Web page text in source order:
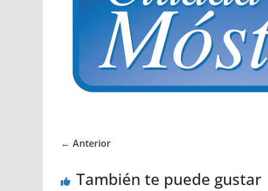
← Anterior
También te puede gustar